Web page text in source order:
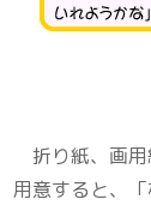
折り紙、画用
用意すると、